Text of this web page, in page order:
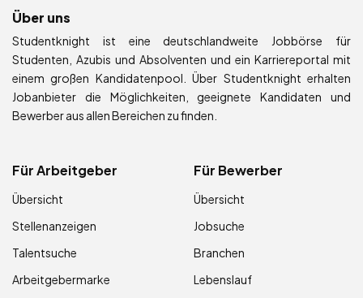
Über uns
Studentknight ist eine deutschlandweite Jobbörse für
Studenten, Azubis und Absolventen und ein Karriereportal mit
einem großen Kandidatenpool. Über Studentknight erhalten
Jobanbieter die Möglichkeiten, geeignete Kandidaten und
Bewerber aus allen Bereichen zu finden.
Für Arbeitgeber
Übersicht
Stellenanzeigen
Talentsuche
Arbeitgebermarke
Für Bewerber
Übersicht
Jobsuche
Branchen
Lebenslauf